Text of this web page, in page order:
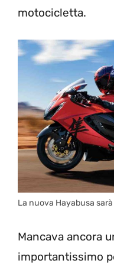
motocicletta.
La nuova Hayabusa
Mancava ancora
importantissimo